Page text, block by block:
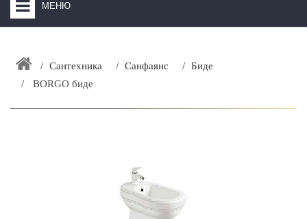
МЕНЮ
ЗАКАЗАТЬ РАСЧЕТ КУХНИ CAPRIGO
Сантехника Санфаянс
Биде
BORGO биде